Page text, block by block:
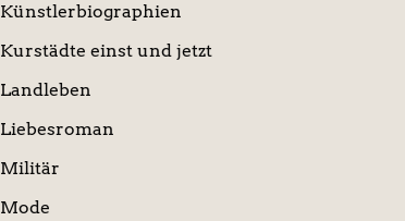
Künstlerbiographien
Kurstädte einst und jetzt
Landleben
Liebesroman
Militär
Mode